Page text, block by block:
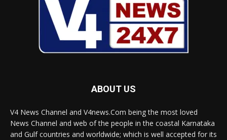
ABOUT US
V4 News Channel and V4news.Com being the most loved
News Channel and web of the people in the coastal Karnataka
and Gulf countries and worldwide; which is well accepted for its